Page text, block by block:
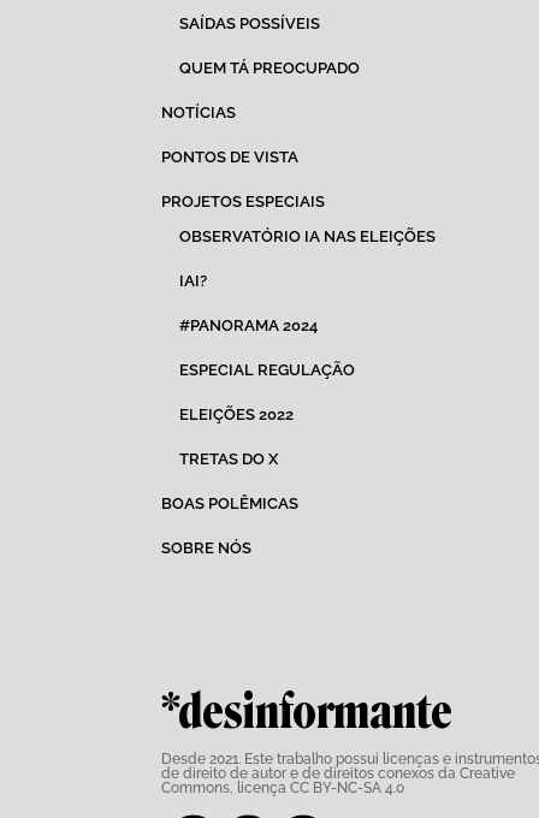
SAÍDAS POSSÍVEIS
QUEM TÁ PREOCUPADO
NOTÍCIAS
PONTOS DE VISTA
PROJETOS ESPECIAIS
OBSERVATÓRIO IA NAS ELEIÇÕES
IAI?
#PANORAMA 2024
ESPECIAL REGULAÇÃO
ELEIÇÕES 2022
TRETAS DO X
BOAS POLÊMICAS
SOBRE NÓS
*desinformante
Desde 2021. Este trabalho possui licenças e
de direito de autor e de direitos conexos da Creative
Commons,
licença CC BY-NC-SA 4.0